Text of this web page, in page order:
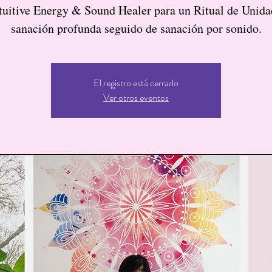
Energy & Sound Healer para un Ritual de
sanación profunda seguido de sanación por sonido.
El registro está cerrado
Ver otros eventos